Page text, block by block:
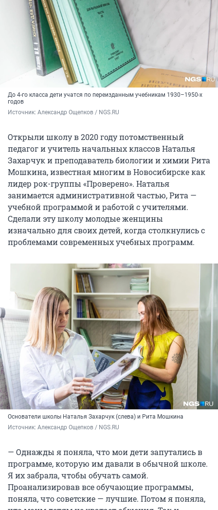
До 4-го класса дети учатся по переизданным учебникам 1930–1950-х
годов
Источник: Александр Ощепков / NGS.RU
Открыли школу в 2020 году потомственный
педагог и учитель начальных классов Наталья
Захарчук и преподаватель биологии и химии Рита
Мошкина, известная многим в Новосибирске как
лидер рок-группы «Проверено». Наталья
занимается административной частью, Рита —
учебной программой и работой с учителями.
Сделали эту школу молодые женщины
изначально для своих детей, когда столкнулись с
проблемами современных учебных программ.
Основатели школы Наталья Захарчук (слева) и Рита Мошкина
Источник: Александр Ощепков / NGS.RU
— Однажды я поняла, что мои дети запутались в
программе, которую им давали в обычной школе.
Я их забрала, чтобы обучать самой.
Проанализировав все обучающие программы,
поняла, что советские — лучшие. Потом я поняла,